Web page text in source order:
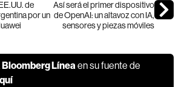
de
por un
Así será el primer dispositivo
de OpenAI: un altavoz con IA,
sensores y piezas móviles
Bloomberg Líneaen su fuente de